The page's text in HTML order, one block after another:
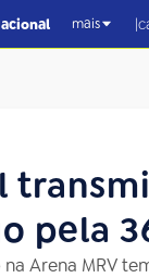
mais |
pela
Arena MRV